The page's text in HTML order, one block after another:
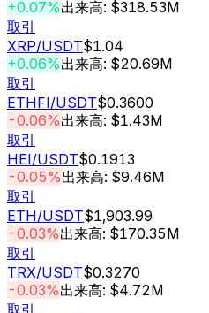
+0.07%出来高: $318.53M
取引
XRP/USDT$1.04
+0.06%出来高: $20.69M
取引
ETHFI/USDT$0.3600
-0.06%出来高: $1.43M
取引
HEI/USDT$0.1913
-0.05%出来高: $9.46M
取引
ETH/USDT$1,903.99
-0.03%出来高: $170.35M
取引
TRX/USDT$0.3270
-0.03%出来高: $4.72M